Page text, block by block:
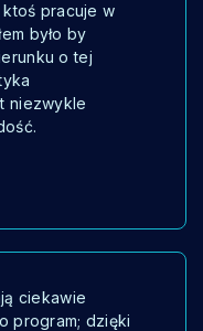
ktoś pracuje w
było by
o tej
niezwykle
ciekawie
program; dzięki